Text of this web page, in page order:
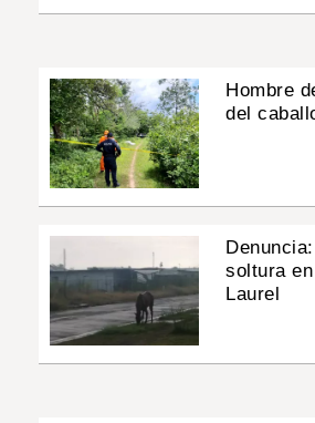
Hombre
del
soltura
Laurel